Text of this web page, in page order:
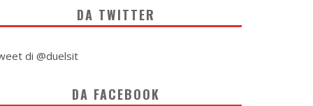
DA TWITTER
di @duelsit
DA FACEBOOK